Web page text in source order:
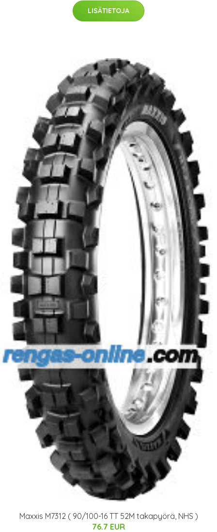
LISÄTIETOJA
Maxxis M7312 ( 90/100-16 TT 52M takapyörä, NHS )
76.7 EUR